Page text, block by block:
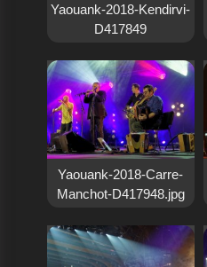
Yaouank-2018-Kendirvi-
D417849
Yaouank-2018-Carre-
Manchot-D417948.jpg